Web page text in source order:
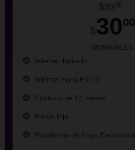
$3250
$3000
MENSUALES
Internet ilimitado
Internet Fibra FTTH
Contrato de 12 meses
Precio Fijo
Plataforma de Pago Electrónica